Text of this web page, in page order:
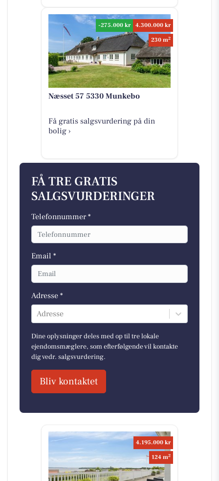
-275.000 kr
4.300.000 kr
230 m2
Næsset 57 5330 Munkebo
Få gratis salgsvurdering på din
bolig ›
FÅ TRE GRATIS
SALGSVURDERINGER
Telefonnummer *
Email *
Adresse *
Adresse
Dine oplysninger deles med op til tre lokale
ejendomsmæglere, som efterfølgende vil kontakte
dig vedr. salgsvurdering.
Bliv kontaktet
4.195.000 kr
124 m2